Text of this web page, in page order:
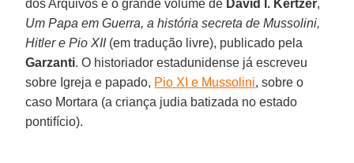
dos Arquivos é o grande volume de David I. Kertzer,
Um Papa em Guerra, a história secreta de Mussolini,
Hitler e Pio XII(em tradução livre), publicado pela
Garzanti. O historiador estadunidense já escreveu
sobre Igreja e papado, Pio XI e Mussolini, sobre o
caso Mortara (a criança judia batizada no estado
pontifício).